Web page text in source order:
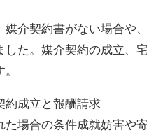
媒介契約書がない場合や
した。媒介契約の成立、
約成立と報酬請求
た場合の条件成就妨害や